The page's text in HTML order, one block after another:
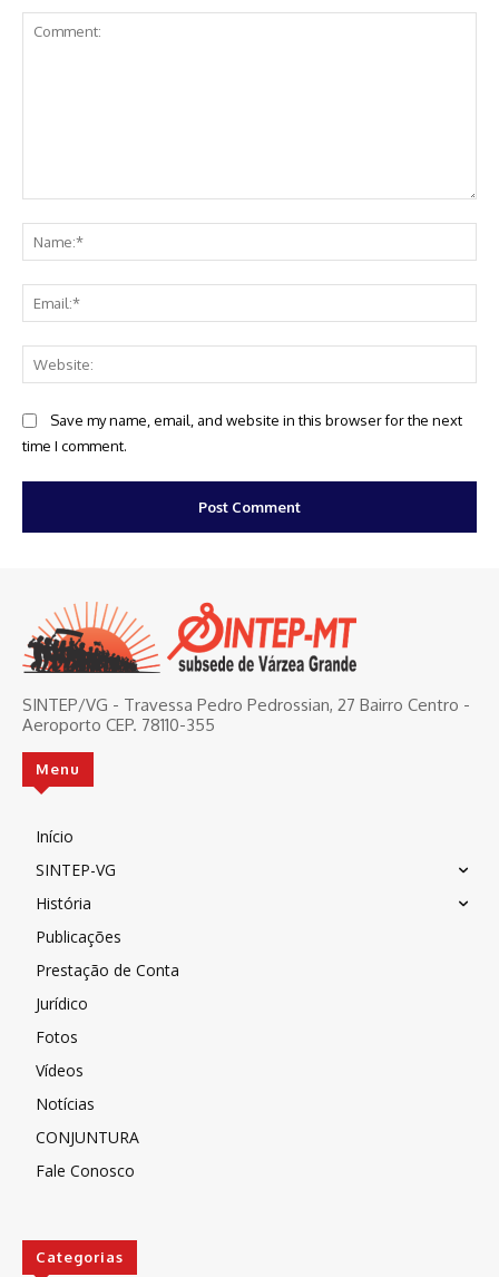
Save my name, email, and website in this browser for the next
time I comment.
SINTEP/VG - Travessa Pedro Pedrossian, 27 Bairro Centro -
Aeroporto CEP. 78110-355
Menu
Início
SINTEP-VG
História
Publicações
Prestação de Conta
Jurídico
Fotos
Vídeos
Notícias
CONJUNTURA
Fale Conosco
Categorias